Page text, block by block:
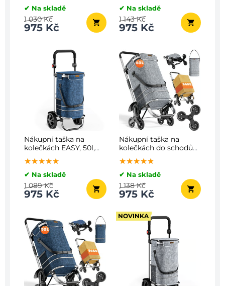
✔ Na skladě
975 Kč
1 030 Kč
✔ Na skladě
975 Kč
1 143 Kč
Nákupní taška na
kolečkách EASY, 50l,
modrá
★★★★★
★★★★★
★★★★★
✔ Na skladě
975 Kč
1 089 Kč
Nákupní taška na
kolečkách do schodů
COMFORT,50l, šedá
★★★★★
★★★★★
★★★★★
✔ Na skladě
975 Kč
1 138 Kč
NOVINKA